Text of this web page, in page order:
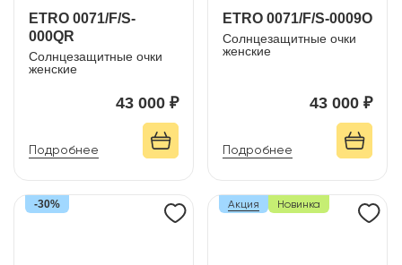
ETRO 0071/F/S-
000QR
Солнцезащитные очки
женские
43 000 ₽
Подробнее
ETRO 0071/F/S-0009O
Солнцезащитные очки
женские
43 000 ₽
Подробнее
-30% Акция Новинка